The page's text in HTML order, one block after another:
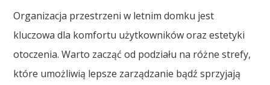
Organizacja przestrzeni w letnim domku jest
kluczowa dla komfortu użytkowników oraz estetyki
otoczenia. Warto zacząć od podziału na różne strefy,
które umożliwią lepsze zarządzanie bądź sprzyjają